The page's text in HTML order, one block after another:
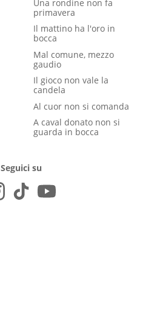
Una rondine non fa
primavera
Il mattino ha l'oro in
bocca
Mal comune, mezzo
gaudio
Il gioco non vale la
candela
Al cuor non si comanda
A caval donato non si
guarda in bocca
Seguici su